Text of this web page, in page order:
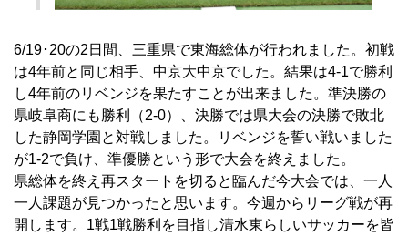
6/19･20の2日間、三重県で東海総体が行われました。初戦
は4年前と同じ相手、中京大中京でした。結果は4-1で勝利
し4年前のリベンジを果たすことが出来ました。準決勝の
県岐阜商にも勝利（2-0）、決勝では県大会の決勝で敗北
した静岡学園と対戦しました。リベンジを誓い戦いました
が1-2で負け、準優勝という形で大会を終えました。
県総体を終え再スタートを切ると臨んだ今大会では、一人
一人課題が見つかったと思います。今週からリーグ戦が再
開します。1戦1戦勝利を目指し清水東らしいサッカーを皆